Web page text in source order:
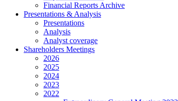
Financial Reports Archive
Presentations & Analysis
Presentations
Analysis
Analyst coverage
Shareholders Meetings
2026
2025
2024
2023
2022